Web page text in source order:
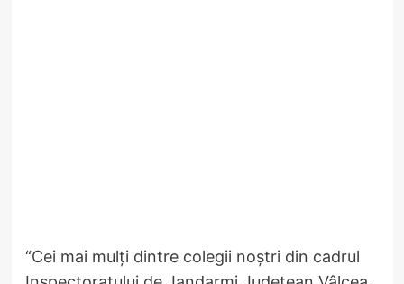
“Cei mai mulți dintre colegii noștri din cadrul